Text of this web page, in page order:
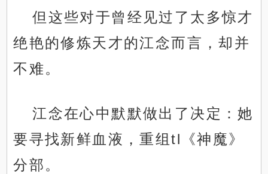
但这些对于曾经见过了太多惊才
绝艳的修炼天才的江念而言，却并
不难。
江念在心中默默做出了决定：她
要寻找新鲜血液，重组tl《神魔》
分部。